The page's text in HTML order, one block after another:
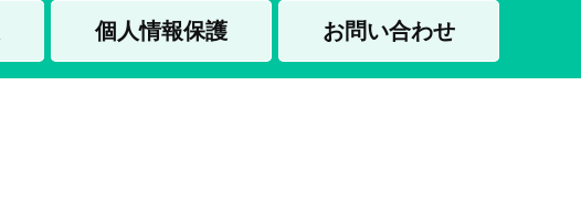
個人情報保護 お問い合わせ